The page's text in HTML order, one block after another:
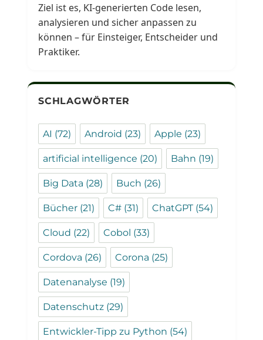
Ziel ist es, KI-generierten Code lesen,
analysieren und sicher anpassen zu
können – für Einsteiger, Entscheider und
Praktiker.
SCHLAGWÖRTER
AI (72) Android (23) Apple (23)
artificial intelligence (20) Bahn (19)
Big Data (28) Buch (26)
Bücher (21) C# (31) ChatGPT(54)
Cloud (22) Cobol (33)
Cordova (26) Corona (25)
Datenanalyse (19)
Datenschutz (29)
Entwickler-Tipp zu Python (54)